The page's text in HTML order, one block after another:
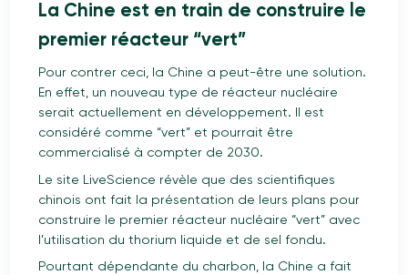
La Chine est en train de construire le
premier réacteur “vert”
Pour contrer ceci, la Chine a peut-être une solution.
En effet, un nouveau type de réacteur nucléaire
serait actuellement en développement. Il est
considéré comme “vert” et pourrait être
commercialisé à compter de 2030.
Le site LiveScience révèle que des scientifiques
chinois ont fait la présentation de leurs plans pour
construire le premier réacteur nucléaire “vert” avec
l’utilisation du thorium liquide et de sel fondu.
Pourtant dépendante du charbon, la Chine a fait